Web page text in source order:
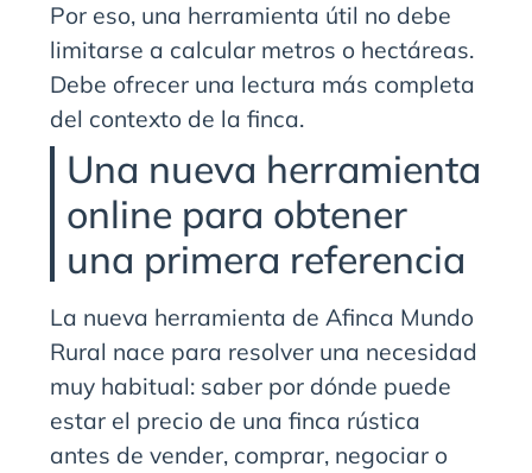
Por eso, una herramienta útil no debe
limitarse a calcular metros o hectáreas.
Debe ofrecer una lectura más completa
del contexto de la finca.
Una nueva herramienta
online para obtener
una primera referencia
La nueva herramienta de Afinca Mundo
Rural nace para resolver una necesidad
muy habitual: saber por dónde puede
estar el precio de una finca rústica
antes de vender, comprar, negociar o